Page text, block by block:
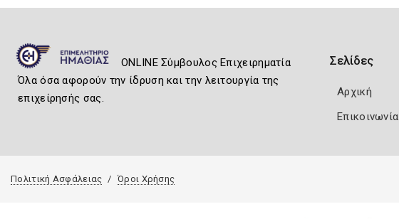
ONLINE Σύμβουλος Επιχειρηματία
Όλα όσα αφορούν την ίδρυση και την λειτουργία της
επιχείρησής σας.
Σελίδες
Αρχική
Επικοινωνία
Πολιτική Ασφάλειας Όροι Χρήσης